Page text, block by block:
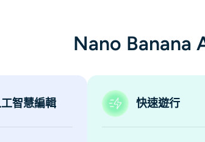
Nano Banana
智慧編輯 快速遊行